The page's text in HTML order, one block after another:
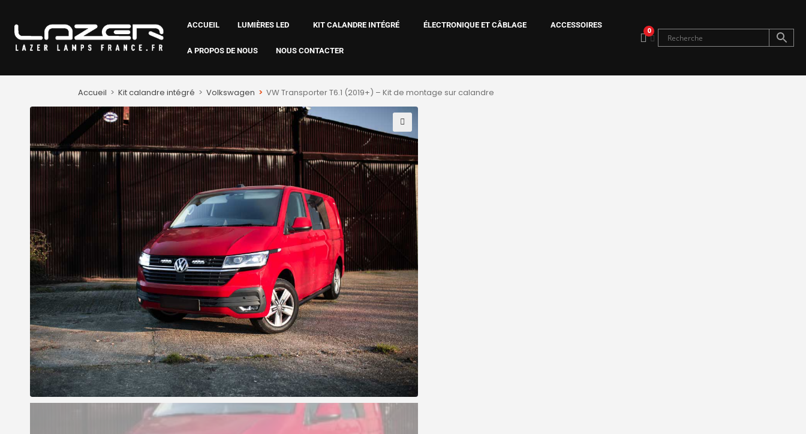
ACCUEIL LUMIÈRES LED KIT CALANDRE INTÉGRÉ ÉLECTRONIQUE ET CÂBLAGE ACCESSOIRES
A PROPOS DE NOUS NOUS CONTACTER
0
Accueil > Kit calandre intégré > Volkswagen > VW Transporter T6.1 (2019+) – Kit de montage sur calandre
🔍